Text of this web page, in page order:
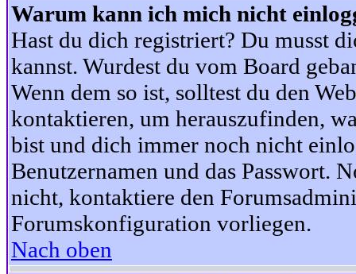
Warum kann ich mich nicht
Hast du dich registriert? Du musst
kannst. Wurdest du vom Board
Wenn dem so ist, solltest du den
kontaktieren, um herauszufinden,
bist und dich immer noch nicht
Benutzernamen und das Passwort.
nicht, kontaktiere den
Forumskonfiguration vorliegen.
Nach oben